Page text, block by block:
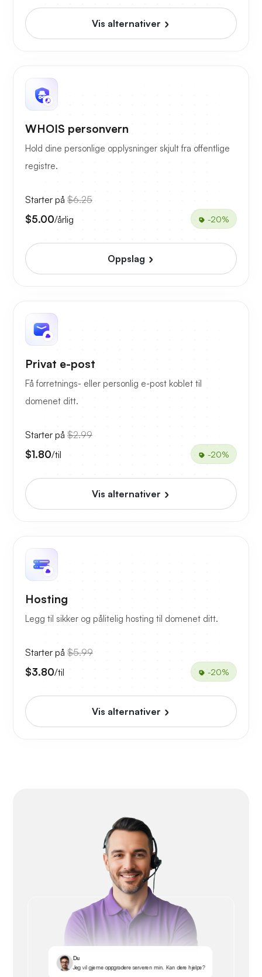
Vis alternativer
WHOIS personvern
Hold dine personlige opplysninger skjult fra offentlige
registre.
Starter på $6.25
$5.00/årlig -20%
Oppslag
Privat e-post
Få forretnings- eller personlig e-post koblet til
domenet ditt.
Starter på $2.99
$1.80/til -20%
Vis alternativer
Hosting
Legg til sikker og pålitelig hosting til domenet ditt.
Starter på $5.99
$3.80/til -20%
Vis alternativer
Du
Jeg vil gjerne oppgradere serveren min. Kan dere hjelpe?